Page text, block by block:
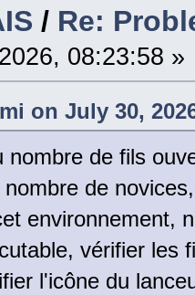
/ Re:
08:23:58 »
on July 30,
nombre de fils
de
environnement,
vérifier les
l'icône du